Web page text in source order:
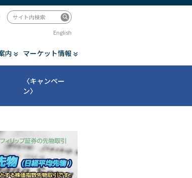
内 マーケット情報
English
〈キャンペー
ン〉